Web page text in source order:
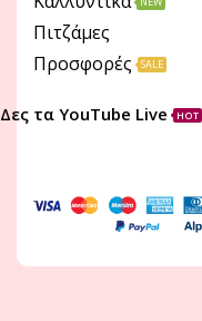
Πιτζάμες
Προσφορές
SALE
Δες τα YouTube Live HOT